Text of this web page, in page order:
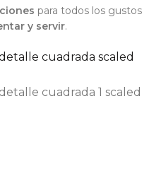
para todos los gustos
y servir.